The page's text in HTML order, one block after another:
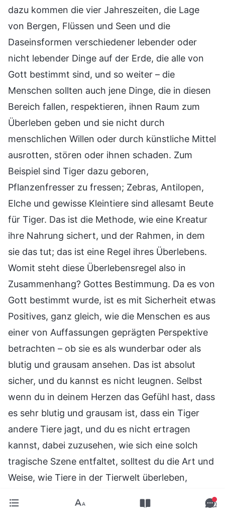
dazu kommen die vier Jahreszeiten, die Lage
von Bergen, Flüssen und Seen und die
Daseinsformen verschiedener lebender oder
nicht lebender Dinge auf der Erde, die alle von
Gott bestimmt sind, und so weiter – die
Menschen sollten auch jene Dinge, die in diesen
Bereich fallen, respektieren, ihnen Raum zum
Überleben geben und sie nicht durch
menschlichen Willen oder durch künstliche Mittel
ausrotten, stören oder ihnen schaden. Zum
Beispiel sind Tiger dazu geboren,
Pflanzenfresser zu fressen; Zebras, Antilopen,
Elche und gewisse Kleintiere sind allesamt Beute
für Tiger. Das ist die Methode, wie eine Kreatur
ihre Nahrung sichert, und der Rahmen, in dem
sie das tut; das ist eine Regel ihres Überlebens.
Womit steht diese Überlebensregel also in
Zusammenhang? Gottes Bestimmung. Da es von
Gott bestimmt wurde, ist es mit Sicherheit etwas
Positives, ganz gleich, wie die Menschen es aus
einer von Auffassungen geprägten Perspektive
betrachten – ob sie es als wunderbar oder als
blutig und grausam ansehen. Das ist absolut
sicher, und du kannst es nicht leugnen. Selbst
wenn du in deinem Herzen das Gefühl hast, dass
es sehr blutig und grausam ist, dass ein Tiger
andere Tiere jagt, und du es nicht ertragen
kannst, dabei zuzusehen, wie sich eine solch
tragische Szene entfaltet, solltest du die Art und
Weise, wie Tiere in der Tierwelt überleben,
oder einschränken, geschweige denn künstlich